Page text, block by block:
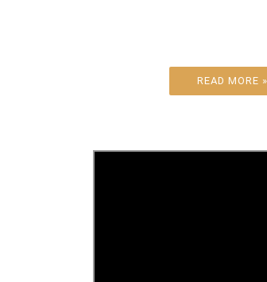
READ MORE »